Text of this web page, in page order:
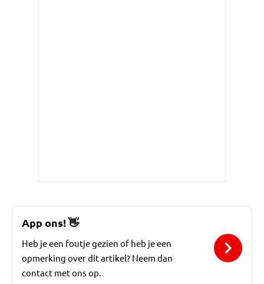
App ons!👋
Heb je een foutje gezien of heb je een
opmerking over dit artikel? Neem dan
contact met ons op.